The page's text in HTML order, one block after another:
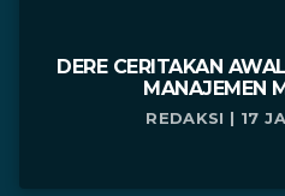
DERE CERITAKAN
MANAJEMEN
REDAKSI | 17